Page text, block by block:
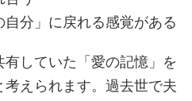
自分」に戻れる感覚がある
していた「愛の記憶」を
えられます。過去世で夫